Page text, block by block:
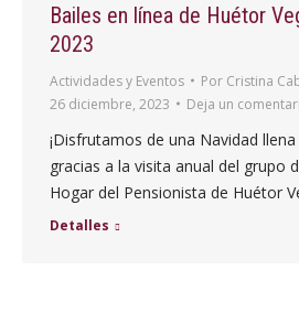
Bailes en línea de Huétor
2023
Actividades y Eventos Por Cristina
26 diciembre, 2023
Deja un
¡Disfrutamos de una Navidad
gracias a la visita anual del grupo
Hogar del Pensionista de Huétor
Detalles